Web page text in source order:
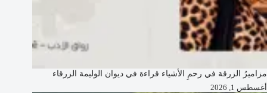
مزاميرُ الزرقة في رحمِ الأشياء قراءة في ديوان الوليمة الزرقاء
أغسطس 1, 2026